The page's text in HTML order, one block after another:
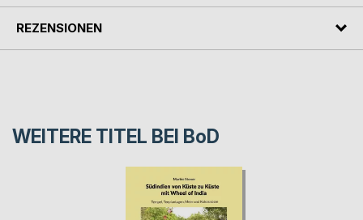
REZENSIONEN
WEITERE TITEL BEI BoD